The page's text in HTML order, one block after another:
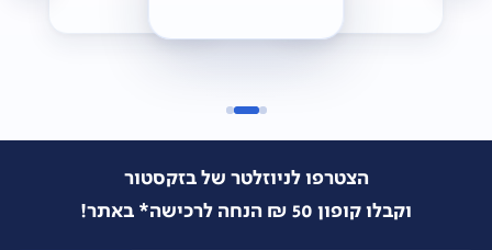
הצטרפו לניוזלטר של בזקסטור
וקבלו קופון 50 ₪ הנחה לרכישה* באתר!